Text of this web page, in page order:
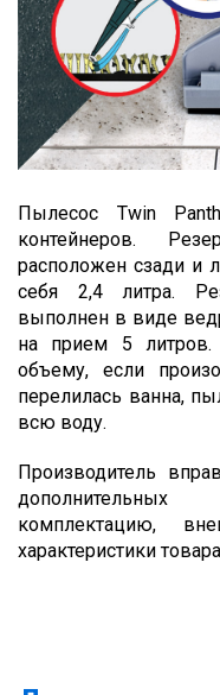
Пылесос Twin
контейнеров.
расположен сзади и
себя 2,4 литра.
выполнен в виде
на прием 5 литров.
объему, если
перелилась ванна,
всю воду.
Производитель
комплектацию,
характеристики